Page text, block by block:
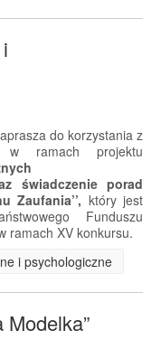
do korzystania z
w ramach projektu
świadczenie porad
Zaufania’’, który jest
Funduszu
ramach XV konkursu.
i psychologiczne